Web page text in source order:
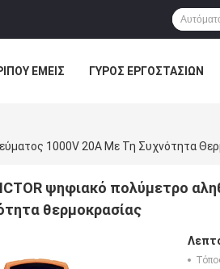
ΕΜΕΊΣ ΓΎΡΟΣ ΕΡΓΟΣΤΑΣΊΩΝ
1000V 20A Με Τη Συχνότητα
ψηφιακό πολύμετρο
θερμοκρασίας